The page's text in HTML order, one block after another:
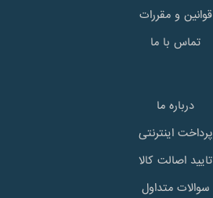
قوانین و مقررات
تماس با ما
درباره ما
پرداخت اینترنتی
تایید اصالت کالا
سوالات متداول